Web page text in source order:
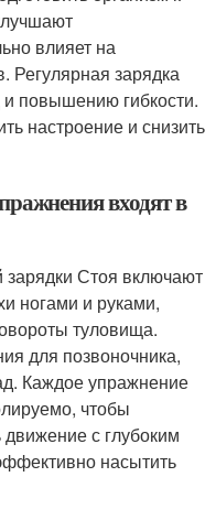
влияет на
Регулярная зарядка
повышению гибкости.
настроение и снизить
входят в
Стоя включают
ногами и руками,
туловища.
для позвоночника,
Каждое упражнение
чтобы
с глубоким
насытить